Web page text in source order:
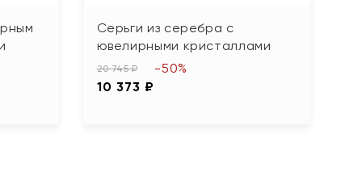
Серьги из серебра с
ювелирными кристаллами
20 745 ₽
10 373 ₽
-50%